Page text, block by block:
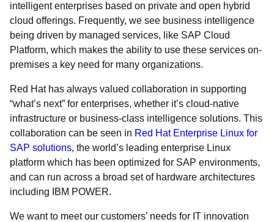
intelligent enterprises based on private and open hybrid
cloud offerings. Frequently, we see business intelligence
being driven by managed services, like SAP Cloud
Platform, which makes the ability to use these services on-
premises a key need for many organizations.
Red Hat has always valued collaboration in supporting
“what’s next” for enterprises, whether it’s cloud-native
infrastructure or business-class intelligence solutions. This
collaboration can be seen in Red Hat Enterprise Linux for
SAP solutions, the world’s leading enterprise Linux
platform which has been optimized for SAP environments,
and can run across a broad set of hardware architectures
including IBM POWER.
We want to meet our customers’ needs for IT innovation